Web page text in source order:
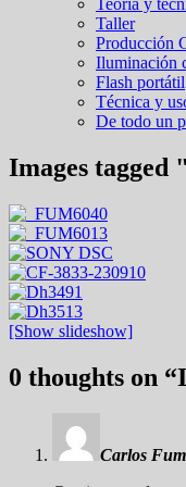
Taller
Producción
Iluminación
Flash portátil
Técnica y
De todo un
Images tagged
[Show slideshow]
0 thoughts on “
Carlos